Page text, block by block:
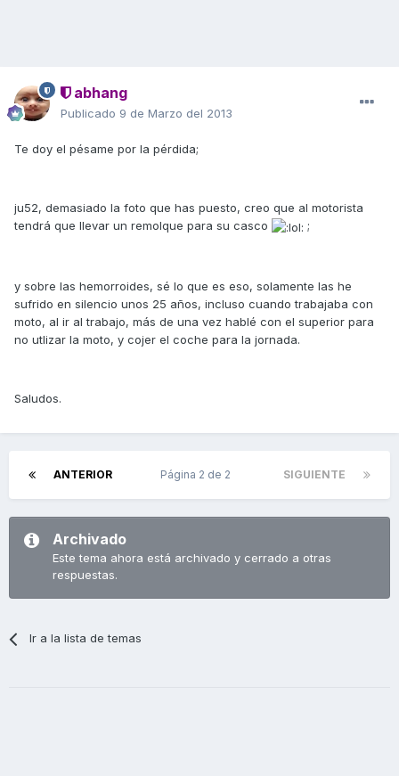
abhang
Publicado 9 de Marzo del 2013
Te doy el pésame por la pérdida;
ju52, demasiado la foto que has puesto, creo que al motorista
tendrá que llevar un remolque para su casco
;
y sobre las hemorroides, sé lo que es eso, solamente las he
sufrido en silencio unos 25 años, incluso cuando trabajaba con
moto, al ir al trabajo, más de una vez hablé con el superior para
no utlizar la moto, y cojer el coche para la jornada.
Saludos.
ANTERIOR SIGUIENTE
Página 2 de 2
Archivado
Este tema ahora está archivado y cerrado a otras
respuestas.
Ir a la lista de temas